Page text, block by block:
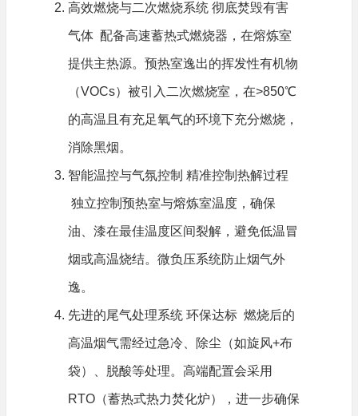
高效燃烧与二次燃烧系统 彻底焚毁有害
气体 配备高速蓄热式燃烧器，在熔炼室
提供主热源。预热室逸出的挥发性有机物
（VOCs）被引入二次燃烧室，在>850℃
的高温且有充足氧气的环境下充分燃烧，
消除黑烟。
智能温控与气氛控制 精准控制热解过程
独立控制预热室与熔炼室温度，确保
油、漆在最佳温度区间裂解，避免低温冒
烟或高温烧结。微负压系统防止烟气外
逸。
先进的尾气处理系统 环保达标 燃烧后的
高温烟气需经过急冷、除尘（如旋风+布
袋）、脱酸等处理。高端配置会采用
RTO（蓄热式热力焚化炉），进一步确保